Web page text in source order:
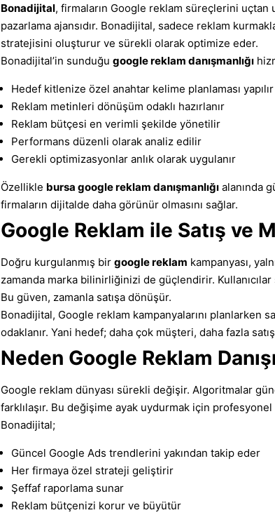
Bonadijital, firmaların Google reklam süreçlerini
pazarlama ajansıdır. Bonadijital, sadece reklam
stratejisini oluşturur ve sürekli olarak optimize eder.
Bonadijital’in sunduğu google reklam danışmanlığı
Hedef kitlenize özel anahtar kelime planlaması yapılır
Reklam metinleri dönüşüm odaklı hazırlanır
Reklam bütçesi en verimli şekilde yönetilir
Performans düzenli olarak analiz edilir
Gerekli optimizasyonlar anlık olarak uygulanır
Özellikle bursa google reklam danışmanlığı alanında
firmaların dijitalde daha görünür olmasını sağlar.
Google Reklam ile Satış ve
Doğru kurgulanmış bir google reklam kampanyası,
zamanda marka bilinirliğinizi de güçlendirir.
Bu güven, zamanla satışa dönüşür.
Bonadijital, Google reklam kampanyalarını planlarken
odaklanır. Yani hedef; daha çok müşteri, daha fazla
Neden Google Reklam
Google reklam dünyası sürekli değişir. Algoritmalar
farklılaşır. Bu değişime ayak uydurmak için profesyonel
Bonadijital;
Güncel Google Ads trendlerini yakından takip eder
Her firmaya özel strateji geliştirir
Şeffaf raporlama sunar
Reklam bütçenizi korur ve büyütür